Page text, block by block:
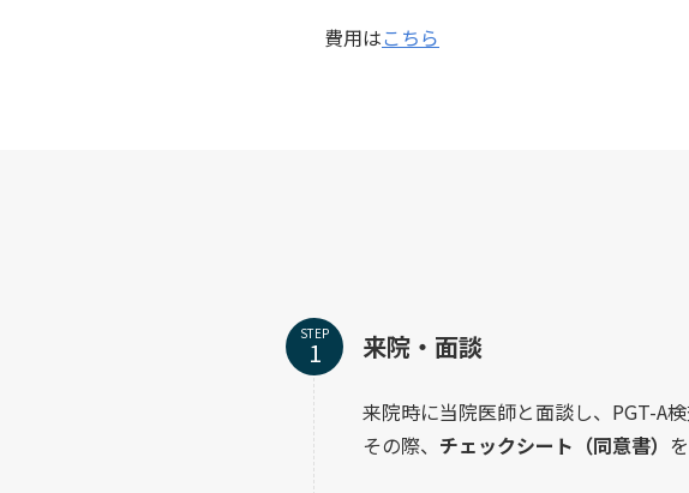
費用はこちら
STEP 来院・面談
来院時に当院医師と面談し、PGT-A
その際、 チェックシート（同意書）